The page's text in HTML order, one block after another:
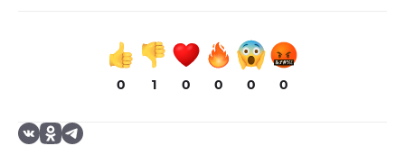
0 1 0 0 0 0